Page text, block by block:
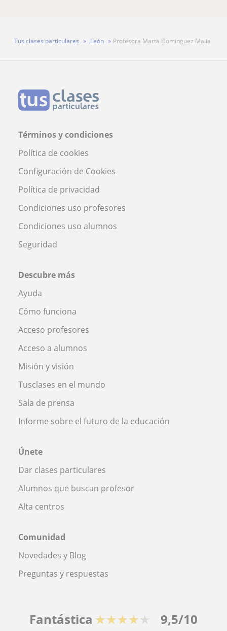
Tus clases particulares León Profesora Marta Domínguez Malia
Términos y condiciones
Política de cookies
Configuración de Cookies
Política de privacidad
Condiciones uso profesores
Condiciones uso alumnos
Seguridad
Descubre más
Ayuda
Cómo funciona
Acceso profesores
Acceso a alumnos
Misión y visión
Tusclases en el mundo
Sala de prensa
Informe sobre el futuro de la educación
Únete
Dar clases particulares
Alumnos que buscan profesor
Alta centros
Comunidad
Novedades y Blog
Preguntas y respuestas
Fantástica ★★★★★ 9,5/10